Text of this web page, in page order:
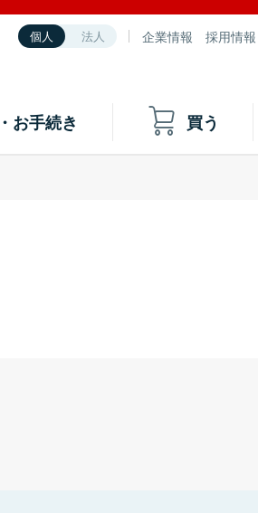
個人 法人 企業情報 採用情報
お手続き 買う